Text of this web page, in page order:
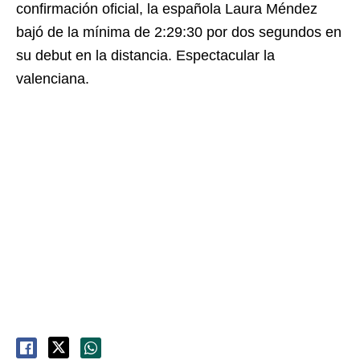
confirmación oficial, la española Laura Méndez
bajó de la mínima de 2:29:30 por dos segundos en
su debut en la distancia. Espectacular la
valenciana.